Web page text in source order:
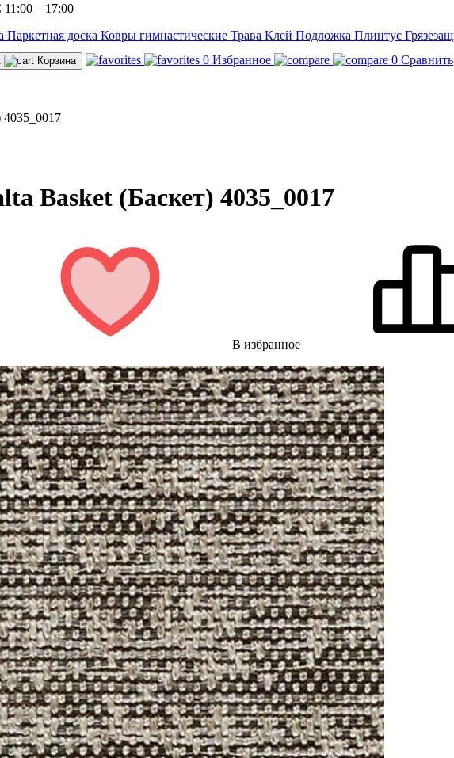
– 17:00
Паркетная доска Ковры гимнастические Трава Клей Подложка Плинтус
Корзина 0 Избранное 0 Сравнить
Basket (Баскет) 4035_0017
В избранное